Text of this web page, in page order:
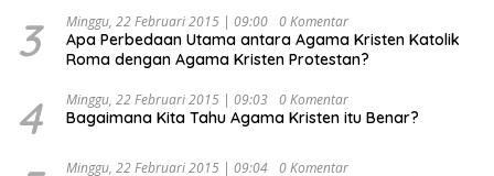
Indonesia Emas 2045”,
3 Minggu, 22 Februari 2015 | 09:00 0 Komentar
Apa Perbedaan Utama antara Agama Kristen Katolik
Roma dengan Agama Kristen Protestan?
4 Minggu, 22 Februari 2015 | 09:03 0 Komentar
Bagaimana Kita Tahu Agama Kristen itu Benar?
Minggu, 22 Februari 2015 | 09:04 0 Komentar